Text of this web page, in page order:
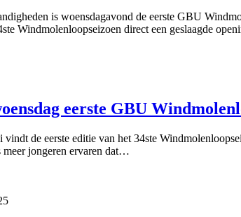
is woensdagavond de eerste GBU
Windmolenloopseizoen direct een geslaagde
eerste GBU
vindt de eerste editie van het 34ste
meer jongeren ervaren dat…